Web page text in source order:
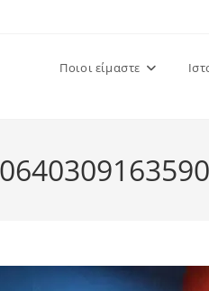
Ποιοι είμαστε